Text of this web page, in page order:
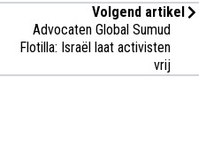
Volgend artikel
Advocaten Global Sumud
Flotilla: Israël laat activisten
vrij